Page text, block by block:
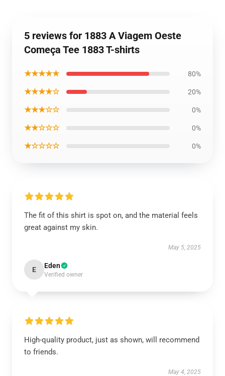
5 reviews for 1883 A Viagem Oeste
Começa Tee 1883 T-shirts
★★★★★ 80%
★★★★☆ 20%
★★★☆☆ 0%
★★☆☆☆ 0%
★☆☆☆☆ 0%
The fit of this shirt is spot on, and the material feels
great against my skin.
May 5, 2025
E Eden
Verified owner
High-quality product, just as shown, will recommend
to friends.
May 4, 2025